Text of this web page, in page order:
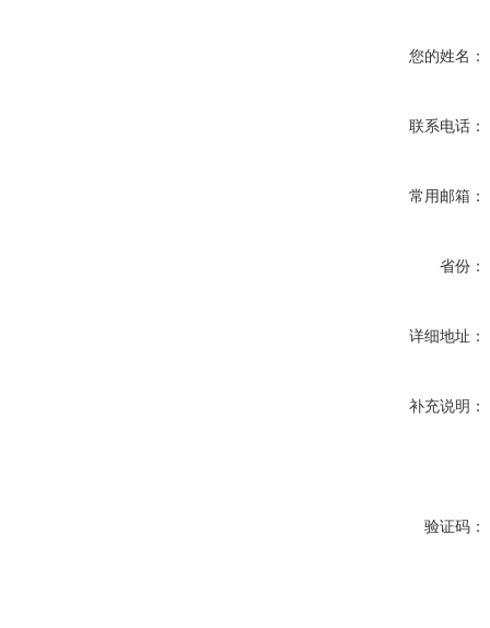
您的姓名：
联系电话：
常用邮箱：
省份：
详细地址：
补充说明：
验证码：